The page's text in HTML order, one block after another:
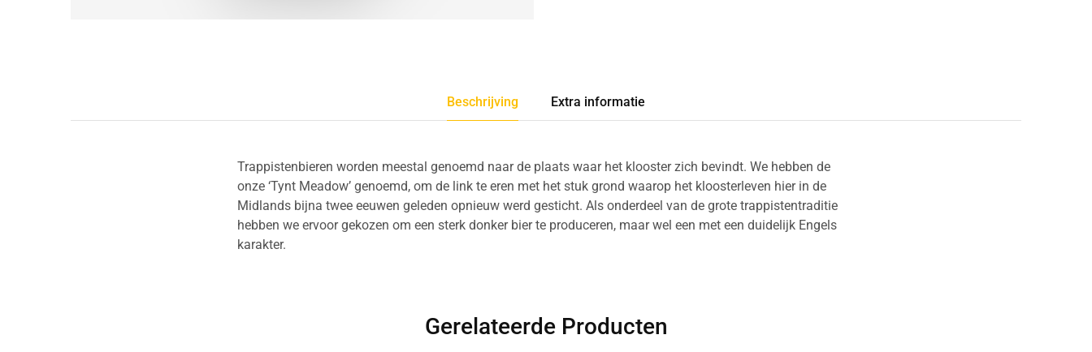
Beschrijving Extra informatie
Trappistenbieren worden meestal genoemd naar de plaats waar het klooster zich bevindt. We hebben de
onze ‘Tynt Meadow’ genoemd, om de link te eren met het stuk grond waarop het kloosterleven hier in de
Midlands bijna twee eeuwen geleden opnieuw werd gesticht. Als onderdeel van de grote trappistentraditie
hebben we ervoor gekozen om een sterk donker bier te produceren, maar wel een met een duidelijk Engels
karakter.
Gerelateerde Producten